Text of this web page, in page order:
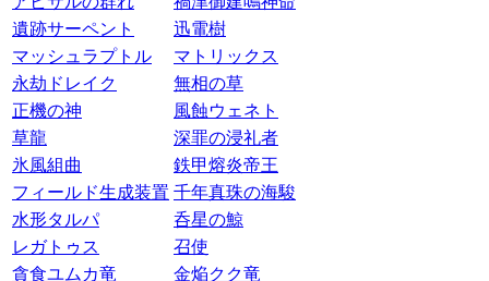
遺跡サーペント
迅電樹
マッシュラプトル
マトリックス
永劫ドレイク
無相の草
正機の神
風蝕ウェネト
草龍
深罪の浸礼者
氷風組曲
鉄甲熔炎帝王
フィールド生成装置 千年真珠の海駿
水形タルパ
呑星の鯨
レガトゥス
召使
貪食ユムカ竜
金焔クク竜